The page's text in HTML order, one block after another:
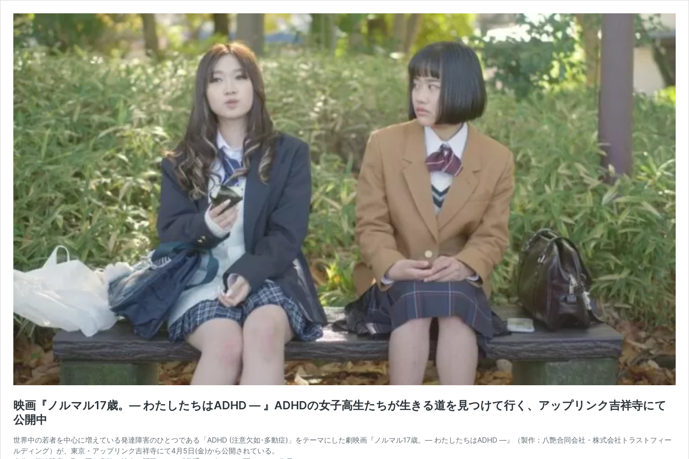
映画『ノルマル17歳。― わたしたちはADHD ― 』ADHDの女子高生たちが生きる道を見つけて行く、アップリンク吉祥寺にて
公開中
世界中の若者を中心に増えている発達障害のひとつである「ADHD (注意欠如･多動症)」をテーマにした劇映画『ノルマル17歳。― わたしたちはADHD ―』（製作：八艶合同会社・株式会社トラストフィー
ルディング）が、東京・アップリンク吉祥寺にて4月5日(金)から公開されている。